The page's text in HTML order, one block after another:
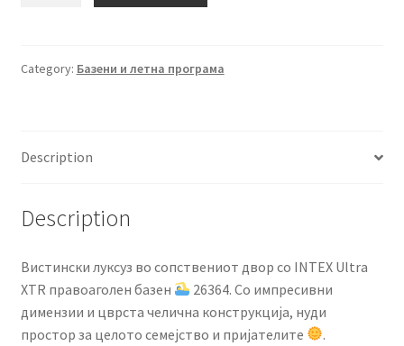
сет
Category: Базени и летна програма
Description
Description
Вистински луксуз во сопствениот двор со INTEX Ultra
XTR правоаголен базен
26364. Со импресивни
димензии и цврста челична конструкција, нуди
простор за целото семејство и пријателите
.